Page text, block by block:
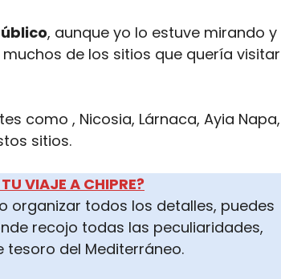
, aunque yo lo estuve mirando y
de los sitios que quería visitar
como , Nicosia, Lárnaca, Ayia Napa,
sitios.
VIAJE A CHIPRE?
organizar todos los detalles, puedes
recojo todas las peculiaridades,
tesoro del Mediterráneo.